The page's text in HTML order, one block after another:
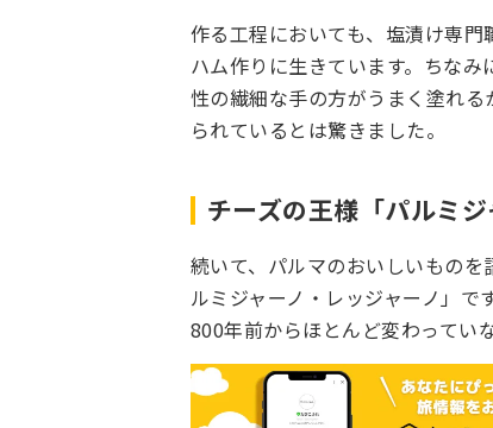
作る工程においても、塩漬け専
ハム作りに生きています。ちな
性の繊細な手の方がうまく塗れ
られているとは驚きました。
チーズの王様「パルミ
続いて、パルマのおいしいもの
ルミジャーノ・レッジャーノ」
800年前からほとんど変わってい